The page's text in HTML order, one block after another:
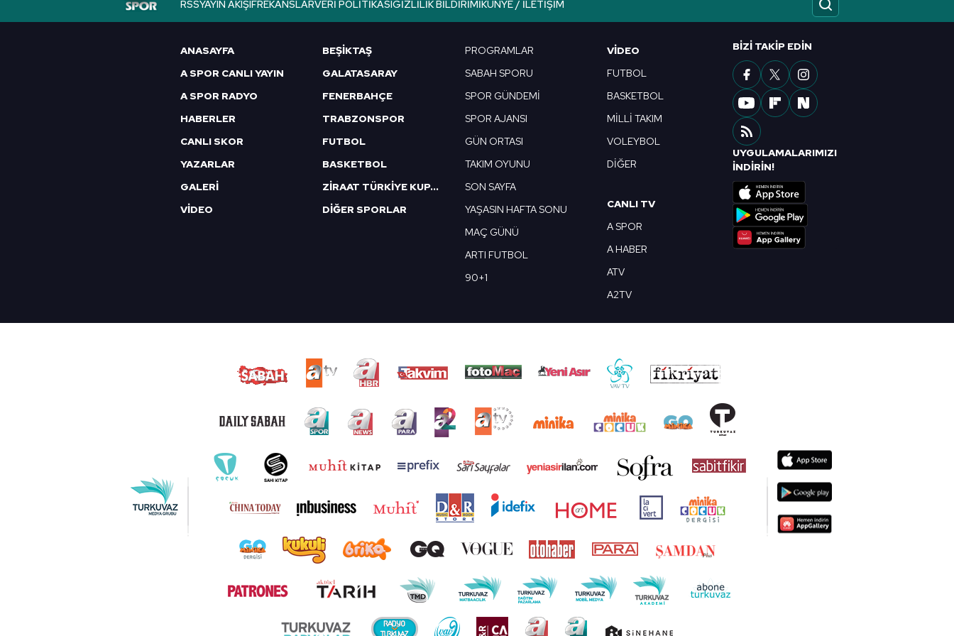
6698 sayılı Kişisel Verilerin Korunması Kanunu uyarınca hazırlanmış Aydınlatma Metnimizi okumak ve sitemizde ilgili
RSSYAYIN AKIŞIFREKANSLARVERI POLITIKASIGIZLILIK BILDIRIMIKÜNYE / İLETIŞIM
ANASAYFA
A SPOR CANLI YAYIN
A SPOR RADYO
HABERLER
CANLI SKOR
YAZARLAR
GALERİ
VİDEO
BEŞİKTAŞ
GALATASARAY
FENERBAHÇE
TRABZONSPOR
FUTBOL
BASKETBOL
ZİRAAT TÜRKİYE KUPASI
DİĞER SPORLAR
PROGRAMLAR
SABAH SPORU
SPOR GÜNDEMİ
SPOR AJANSI
GÜN ORTASI
TAKIM OYUNU
SON SAYFA
YAŞASIN HAFTA SONU
MAÇ GÜNÜ
ARTI FUTBOL
90+1
VIDEO
FUTBOL
BASKETBOL
MİLLİ TAKIM
VOLEYBOL
DİĞER
CANLI TV
A SPOR
A HABER
ATV
A2TV
BIZI TAKIP EDIN
UYGULAMALARIMIZI
İNDİRİN!